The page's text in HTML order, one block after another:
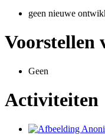
geen nieuwe
Voorstellen
Geen
Activiteiten